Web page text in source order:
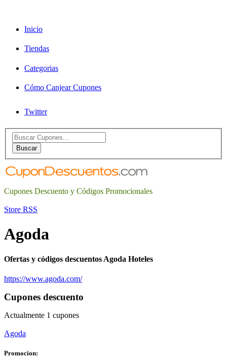
Inicio
Tiendas
Categorias
Cómo Canjear Cupones
Twitter
Search
for:Buscar
Cupones Descuento y Códigos Promocionales
Store RSS
Agoda
Ofertas y códigos descuentos Agoda Hoteles
https://www.agoda.com/
Cupones descuento
Actualmente 1 cupones
Agoda
Promocion: